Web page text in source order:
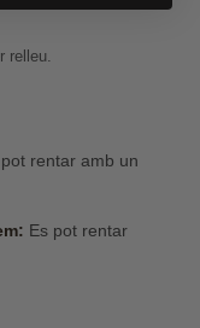
relleu.
rentar amb un
Es pot rentar